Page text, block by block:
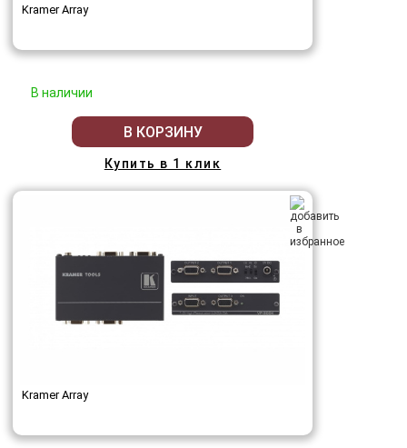
Kramer Array
В наличии
В КОРЗИНУ
Купить в 1 клик
Kramer Array